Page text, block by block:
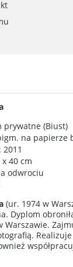
prywatne (Biust)
na papierze
40 cm
odwrociu
(ur. 1974 w
Dyplom
Warszawie.
Realizuje